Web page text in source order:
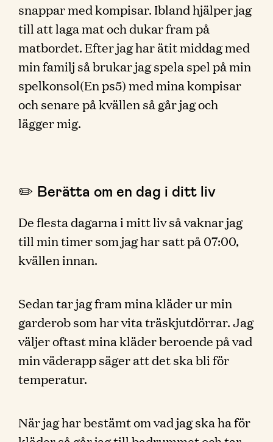
snappar med kompisar. Ibland hjälper jag
till att laga mat och dukar fram på
matbordet. Efter jag har ätit middag med
min familj så brukar jag spela spel på min
spelkonsol(En ps5) med mina kompisar
och senare på kvällen så går jag och
lägger mig.
✏️ Berätta om en dag i ditt liv
De flesta dagarna i mitt liv så vaknar jag
till min timer som jag har satt på 07:00,
kvällen innan.
Sedan tar jag fram mina kläder ur min
garderob som har vita träskjutdörrar. Jag
väljer oftast mina kläder beroende på vad
min väderapp säger att det ska bli för
temperatur.
När jag har bestämt om vad jag ska ha för